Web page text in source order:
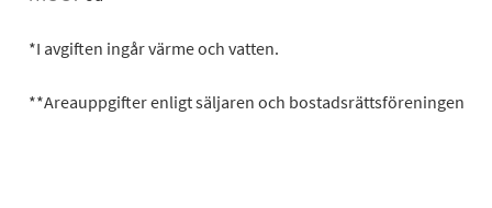
*I avgiften ingår värme och vatten.
**Areauppgifter enligt säljaren och bostadsrättsföreningen